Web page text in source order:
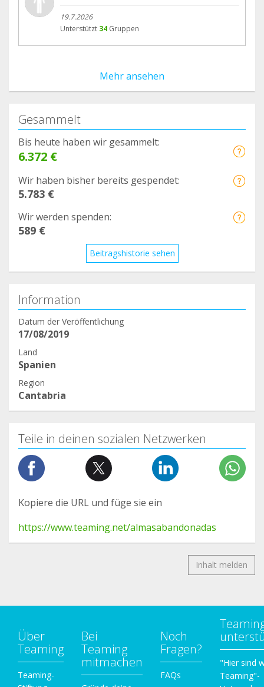
19.7.2026
Unterstützt 34 Gruppen
Mehr ansehen
Gesammelt
Bis heute haben wir gesammelt:
6.372 €
Wir haben bisher bereits gespendet:
5.783 €
Wir werden spenden:
589 €
Beitragshistorie sehen
Information
Datum der Veröffentlichung
17/08/2019
Land
Spanien
Region
Cantabria
Teile in deinen sozialen Netzwerken
Kopiere die URL und füge sie ein
https://www.teaming.net/almasabandonadas
Inhalt melden
Über
Teaming
Teaming-
Bei
Teaming
mitmachen
Noch
Fragen?
FAQs
"Hier sind
Teaming"-